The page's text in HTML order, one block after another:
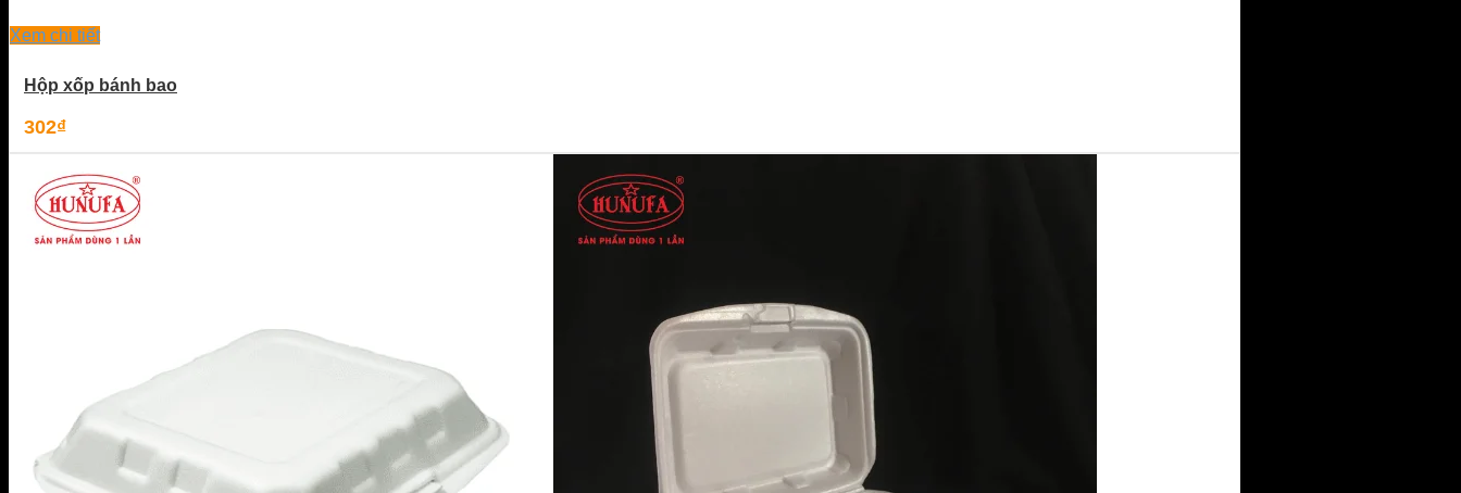
Xem chi tiết
Hộp xốp bánh bao
302₫